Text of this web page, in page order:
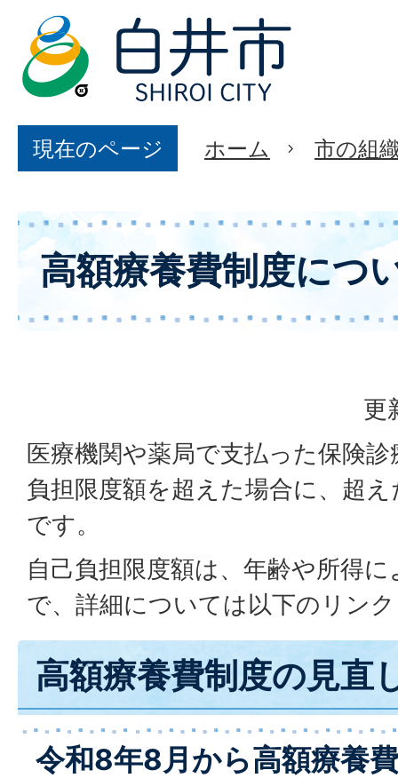
現在のページ ホーム 市の組
高額療養費制度につ
更
医療機関や薬局で支払った保険
負担限度額を超えた場合に、超
です。
自己負担限度額は、年齢や所得
で、詳細については以下のリン
高額療養費制度の見直
令和8年8月から高額療養